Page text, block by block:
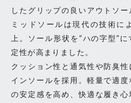
したグリップの良いアウトソー
ミッドソールは現代の技術に
上。ソール形状を“ハの字型”
定性が高まりました。
クッション性と通気性や防臭
インソールを採用。軽量で適
の安定感を高め、快適な履き心